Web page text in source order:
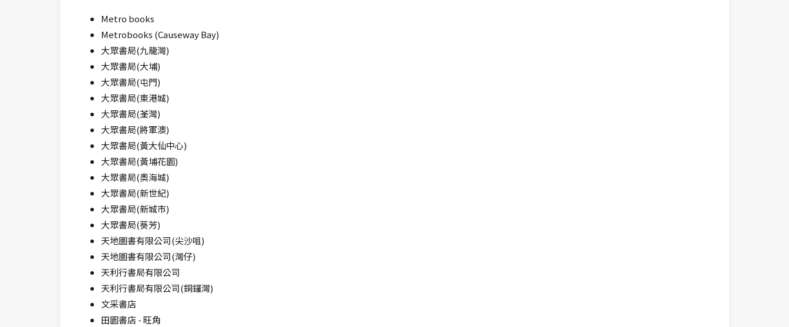
Metro books
Metrobooks (Causeway Bay)
大眾書局(九龍灣)
大眾書局(大埔)
大眾書局(屯門)
大眾書局(東港城)
大眾書局(荃灣)
大眾書局(將軍澳)
大眾書局(黃大仙中心)
大眾書局(黃埔花園)
大眾書局(奧海城)
大眾書局(新世紀)
大眾書局(新城市)
大眾書局(葵芳)
天地圖書有限公司(尖沙咀)
天地圖書有限公司(灣仔)
天利行書局有限公司
天利行書局有限公司(銅鑼灣)
文采書店
田園書店 - 旺角